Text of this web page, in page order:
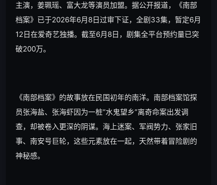
主演，姜珮瑶、富大龙等演员加盟。据公开报道，《南部
档案》已于2026年6月8日过审下证，全剧33集，暂定6月
12日在爱奇艺独播。截至6月8日，剧集全平台预约量已突
破200万。
《南部档案》的故事放在民国初年的南洋。南部档案馆探
员张海盐、张海虾因为一桩“水鬼望乡”离奇命案出发调
查，却被卷入更深的阴谋。海上迷案、军阀势力、张家旧
事、南安号巨轮，这些元素放在一起，天然带着冒险剧的
神秘感。